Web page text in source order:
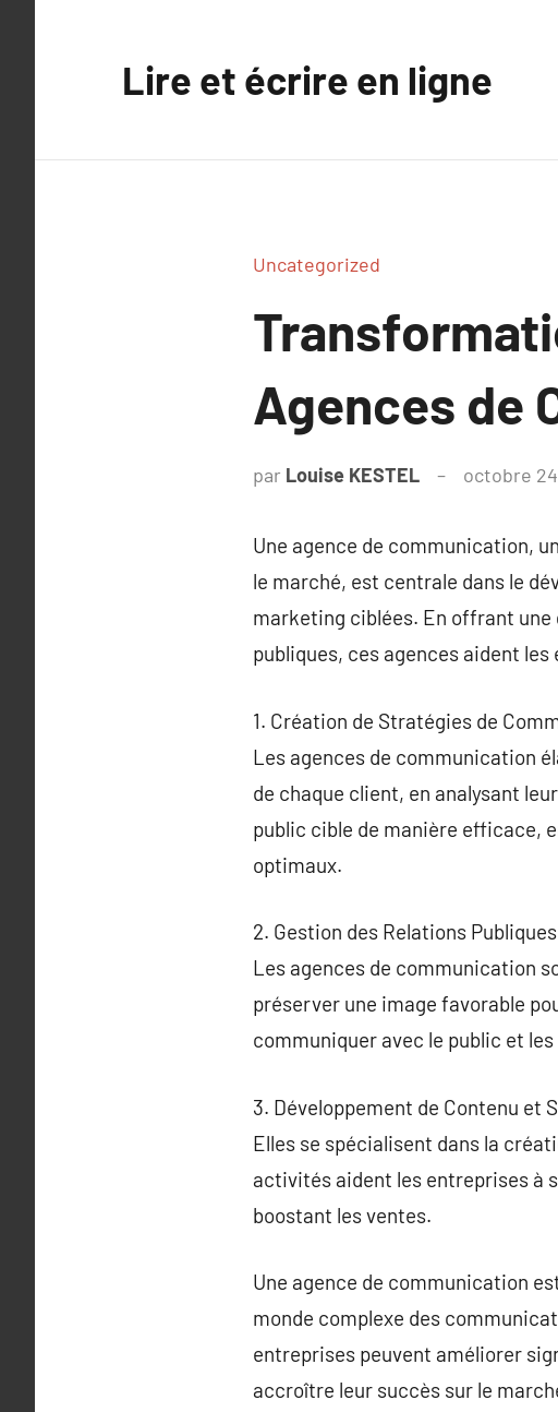
Lire et écrire en ligne
Uncategorized
Agences de
par Louise KESTEL octobre
Une agence de communication,
le marché, est centrale dans le
marketing ciblées. En offrant
publiques, ces agences aident
1. Création de Stratégies de
Les agences de communication
de chaque client, en analysant
public cible de manière efficace,
optimaux.
2. Gestion des Relations
Les agences de communication
préserver une image favorable
communiquer avec le public et
3. Développement de Contenu et
Elles se spécialisent dans la
activités aident les entreprises à
boostant les ventes.
Une agence de communication
monde complexe des
entreprises peuvent améliorer
accroître leur succès sur le